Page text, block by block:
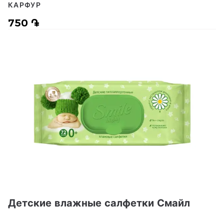
750 ֏
КАРФУР
Детские влажные салфетки Смайл